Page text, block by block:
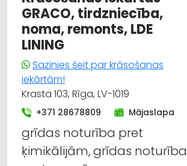
GRACO, tirdzniecība,
noma, remonts, LDE
LINING
Sazinies šeit par krāsošanas
iekārtām!
Krasta 103, Rīga, LV-1019
+371 28678809 Mājaslapa
grīdas noturība pret
ķimikālijām, grīdas noturība